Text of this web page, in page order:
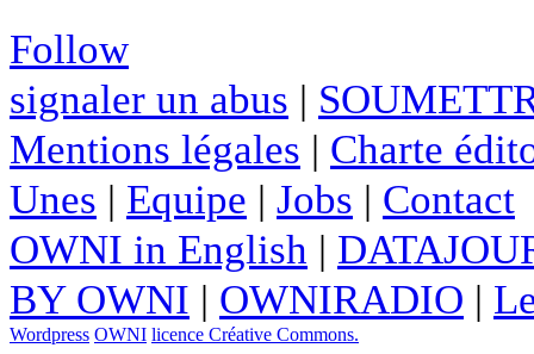
Follow
signaler un abus |
Mentions légales | Charte
Unes | Equipe | Jobs | Contact
OWNI in English |
BY OWNI | OWNIRADIO |
Wordpress OWNI licence Créative Commons.